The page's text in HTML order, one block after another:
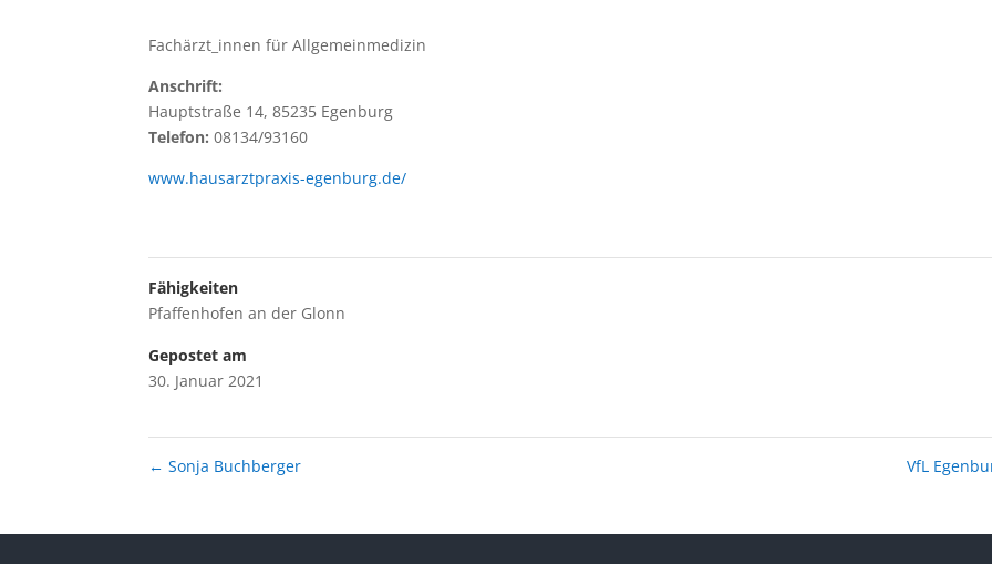
Fachärzt_innen für Allgemeinmedizin
Anschrift:
Hauptstraße 14, 85235 Egenburg
Telefon: 08134/93160
www.hausarztpraxis-egenburg.de/
Fähigkeiten
Pfaffenhofen an der Glonn
Gepostet am
30. Januar 2021
← Sonja Buchberger VfL